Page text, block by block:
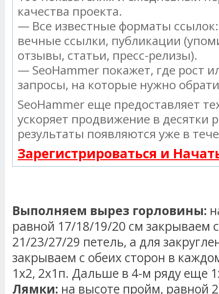
качества проекта.
— Все известные форматы
вечные ссылки, публикации
отзывы, статьи, пресс-релизы).
— SeoHammer покажет, где рост
запросы, на которые нужно
SeoHammer еще предоставляет
ускоряет продвижение в десятки
результаты появляются уже в
Зарегистрироваться и
Выполняем вырез горловины:
равной 17/18/19/20 см закрываем
21/23/27/29 петель, а для
закрываем с обеих сторон в
1х2, 2х1п. Дальше в 4-м ряду еще
Лямки: на высоте пройм, равной